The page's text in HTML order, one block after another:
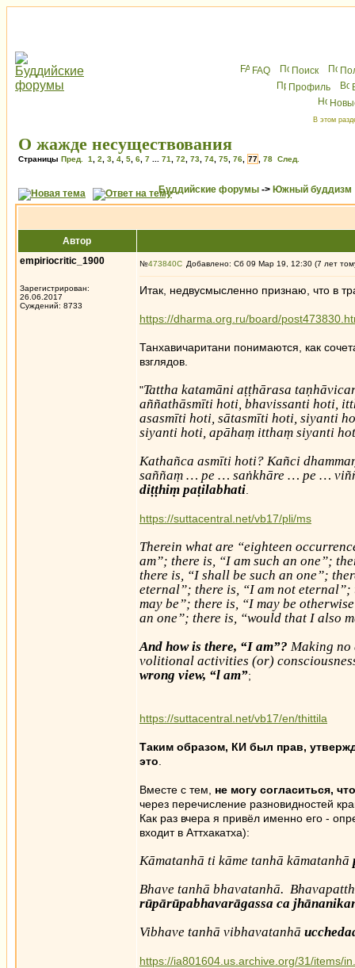
FAQ Поиск
Профиль
В этом
О жажде несуществования
Страницы Пред. 1 2 3 4 5 6 7 71 72 73 74 75 76 77 78 След.
Буддийские форумы -> Южный буддизм
Автор
empiriocritic_1900
Зарегистрирован:
26.06.2017
Суждений: 8733
№473840 Добавлено: Сб 09 Мар 19, 12:30 (7 лет
Итак, недвусмысленно признаю, что в
https://dharma.org.ru/board/
Танхавичаритани понимаются, как
взглядов.
"Tattha katamāni aṭṭhārasa
aññathāsmīti hoti, bhavissanti hoti,
asasmīti hoti, sātasmīti hoti, siyanti
siyanti hoti, apāhaṃ itthaṃ siyanti
Kathañca asmīti hoti? Kañci
saññaṃ … pe … saṅkhāre … pe …
diṭṭhiṃ paṭilabhati
https://suttacentral.net/vb17/pli/ms
Therein what are “eighteen
am”; there is, “I am such an one”;
there is, “I shall be such an one”;
eternal”; there is, “I am not eternal”;
may be”; there is, “I may be
an one”; there is, “would that I also
And how is there, “I am”? Making no
volitional activities (or)
wrong view, “l am”;
https://suttacentral.net/vb17/en/thittila
Таким образом, КИ был прав,
это
Вместе с тем, не могу согласиться,
через перечисление разновидностей
Как раз вчера я привёл именно его -
входит в Аттхакатха):
Kāmatanhā ti kāme tanhā kāmatanhā
Bhave tanhā bhavatanhā.
rūpārūpabhavarāgassa ca
Vibhave tanhā vibhavatanhā
https://ia801604.us.archive.org/31/items/